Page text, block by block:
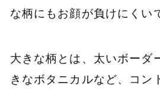
な柄にもお顔が負けにくい
大きな柄とは、太いボーダ
きなボタニカルなど、コン